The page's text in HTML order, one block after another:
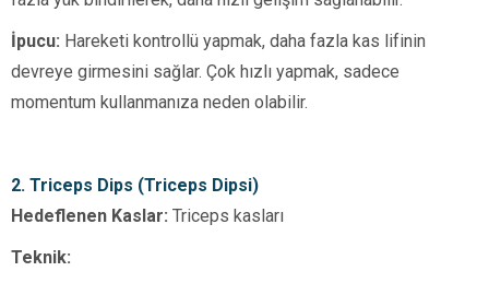
İpucu: Hareketi kontrollü yapmak, daha fazla kas lifinin
devreye girmesini sağlar. Çok hızlı yapmak, sadece
momentum kullanmanıza neden olabilir.
2. Triceps Dips (Triceps Dipsi)
Hedeflenen Kaslar: Triceps kasları
Teknik: